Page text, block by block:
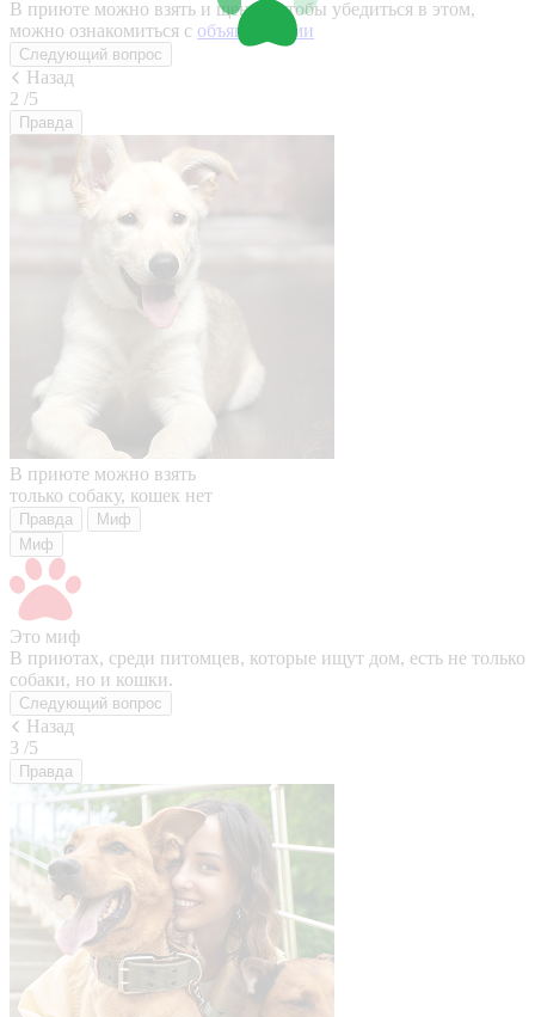
В приюте можно взять и щенка, чтобы убедиться в этом,
можно ознакомиться с объявлениями
Следующий вопрос
Назад
2 /5
Правда
В приюте можно взять
только собаку, кошек нет
Правда
Миф
Миф
Это миф
В приютах, среди питомцев, которые ищут дом, есть не только
собаки, но и кошки.
Следующий вопрос
Назад
3 /5
Правда